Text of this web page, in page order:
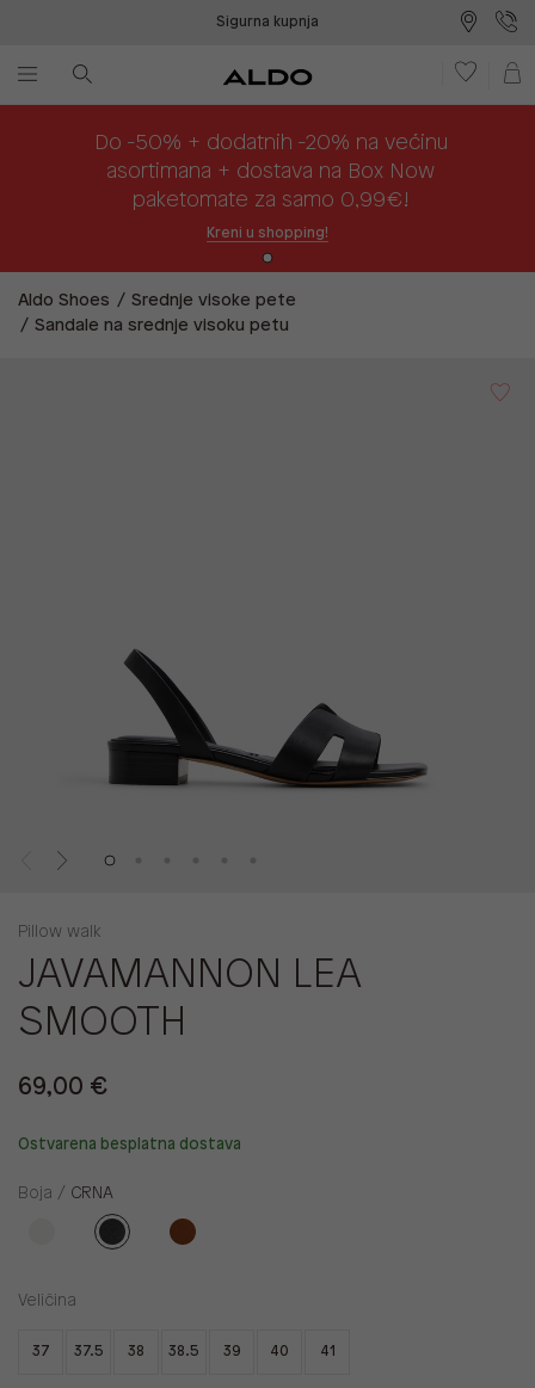
Sigurna kupnja
Do -50% + dodatnih -20% na većinu
asortimana + dostava na Box Now
paketomate za samo 0,99€!
Kreni u shopping!
Aldo Shoes
Srednje visoke pete
Sandale na srednje visoku petu
Pillow walk
JAVAMANNON LEA
SMOOTH
69,00 €
Ostvarena besplatna dostava
Boja / CRNA
Veličina
37 37.5 38 38.5 39 40 41